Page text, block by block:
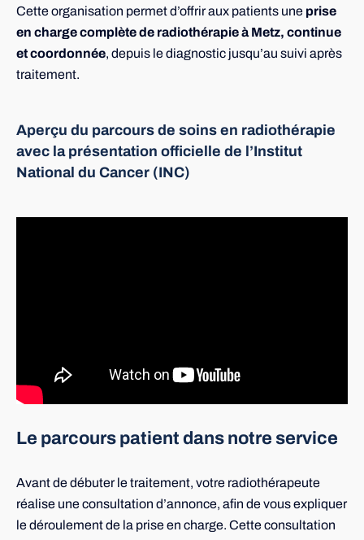
Cette organisation permet d’offrir aux patients une prise
en charge complète de radiothérapie à Metz, continue
et coordonnée, depuis le diagnostic jusqu’au suivi après
traitement.
Aperçu du parcours de soins en radiothérapie
avec la présentation officielle de l’Institut
National du Cancer (INC)
Le parcours patient dans notre service
Avant de débuter le traitement, votre radiothérapeute
réalise une consultation d’annonce, afin de vous expliquer
le déroulement de la prise en charge. Cette consultation